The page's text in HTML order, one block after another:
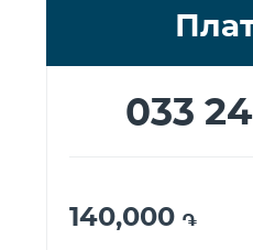
033
140,000 ֏